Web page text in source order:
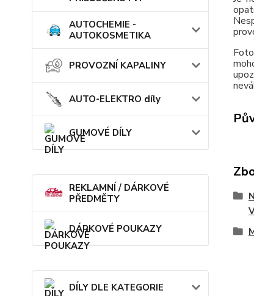
AUTOCHEMIE -
AUTOKOSMETIKA
PROVOZNÍ KAPALINY
AUTO-ELEKTRO díly
GUMOVÉ DÍLY
REKLAMNÍ / DÁRKOVÉ
PŘEDMĚTY
DÁRKOVÉ POUKAZY
DÍLY DLE KATEGORIE